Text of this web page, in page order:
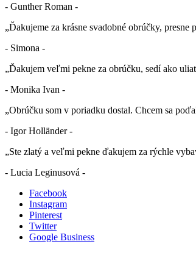
- Gunther Roman -
„Ďakujeme za krásne svadobné obrúčky, presne
- Simona -
„Ďakujem veľmi pekne za obrúčku, sedí ako
- Monika Ivan -
„Obrúčku som v poriadku dostal. Chcem sa
- Igor Holländer -
„Ste zlatý a veľmi pekne ďakujem za rýchle
- Lucia Leginusová -
Facebook
Instagram
Pinterest
Twitter
Google Business